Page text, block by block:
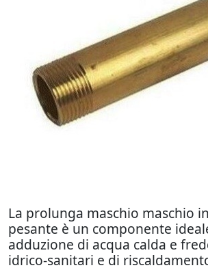
La prolunga maschio maschio
pesante è un componente
adduzione di acqua calda e
idrico-sanitari e di